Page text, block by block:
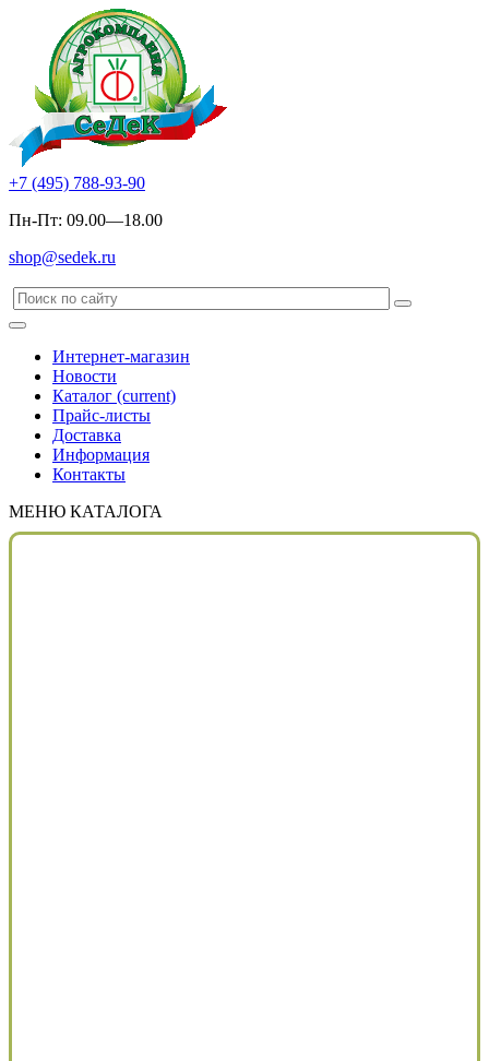
+7 (495) 788-93-90
Пн-Пт: 09.00—18.00
shop@sedek.ru
Интернет-магазин
Новости
Каталог (current)
Прайс-листы
Доставка
Информация
Контакты
МЕНЮ КАТАЛОГА